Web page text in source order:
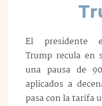
El presidente
Trump recula en
una pausa de
aplicados a
pasa con la tarifa